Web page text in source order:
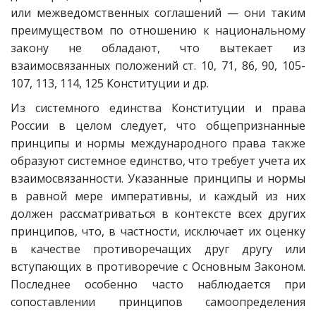
или межведомственных соглашений — они таким
преимуществом по отношению к национальному
закону не обладают, что вытекает из
взаимосвязанных положений ст. 10, 71, 86, 90, 105-
107, 113, 114, 125 Конституции и др.
Из системного единства Конституции и права
России в целом следует, что общепризнанные
принципы и нормы международного права также
образуют системное единство, что требует учета их
взаимосвязанности. Указанные принципы и нормы
в равной мере императивны, и каждый из них
должен рассматриваться в контексте всех других
принципов, что, в частности, исключает их оценку
в качестве противоречащих друг другу или
вступающих в противоречие с Основным Законом.
Последнее особенно часто наблюдается при
сопоставлении принципов самоопределения